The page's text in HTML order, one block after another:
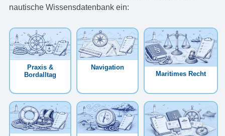
nautische Wissensdatenbank ein:
Praxis &
Bordalltag
Navigation
Maritimes Recht